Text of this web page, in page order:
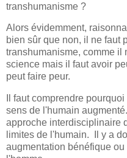
transhumanisme ?
Alors évidemment,
bien sûr que non, il ne faut
transhumanisme, comme il
science mais il faut avoir
peut faire peur.
Il faut comprendre
sens de l'humain
approche interdisciplinaire
limites de l'humain. Il y a
augmentation bénéfique